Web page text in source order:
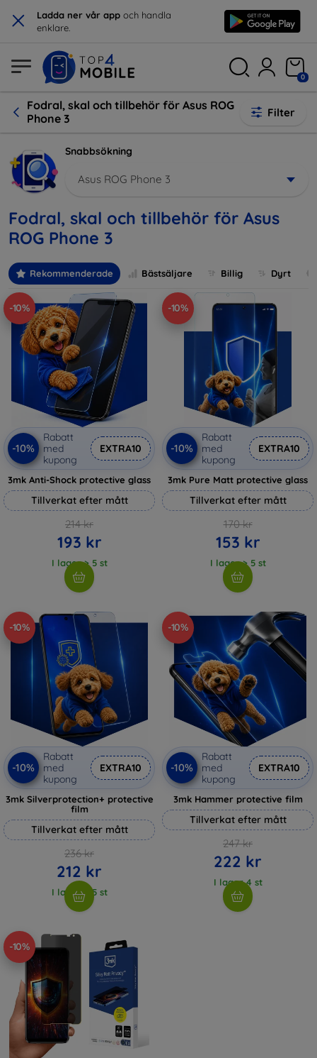
× Ladda ner vår app och handla
enklare.
0
Fodral, skal och tillbehör för Asus ROG
Phone 3
Filter
Snabbsökning
Asus ROG Phone 3
Fodral, skal och tillbehör för Asus
ROG Phone 3
Rekommenderade Bästsäljare Billig Dyrt
-10%
-10%
Rabatt
med
kupong
EXTRA10
3mk Anti-Shock protective glass
Tillverkat efter mått
214 kr
193 kr
I lager > 5 st
-10%
-10%
Rabatt
med
kupong
EXTRA10
3mk Pure Matt protective glass
Tillverkat efter mått
170 kr
153 kr
I lager > 5 st
-10%
-10%
Rabatt
med
kupong
EXTRA10
3mk Silverprotection+ protective
film
Tillverkat efter mått
236 kr
212 kr
I lager > 5 st
-10%
-10%
Rabatt
med
kupong
EXTRA10
3mk Hammer protective film
Tillverkat efter mått
247 kr
222 kr
I lager 4 st
-10%